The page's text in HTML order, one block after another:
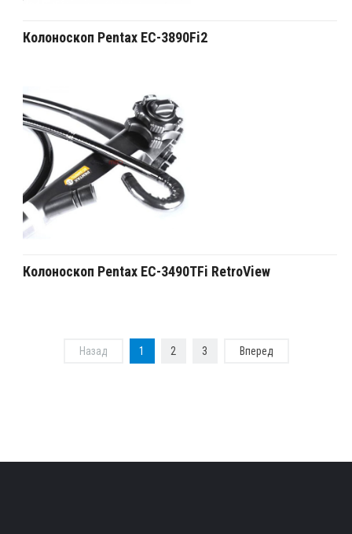
Колоноскоп Pentax EC-3890Fi2
Колоноскоп Pentax EC-3490TFi RetroView
Назад 1 2 3 Вперед